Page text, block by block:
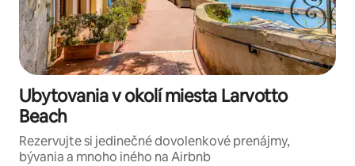
Ubytovania v okolí miesta Larvotto
Beach
Rezervujte si jedinečné dovolenkové prenájmy,
bývania a mnoho iného na Airbnb